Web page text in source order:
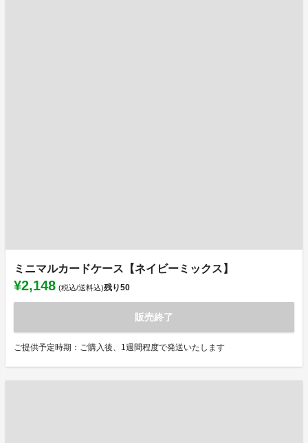
ミニマルカードケース【ネイビーミックス】
¥2,148 (税込/送料込)残り50
販売終了
ご提供予定時期：ご購入後、1週間程度で発送いたします